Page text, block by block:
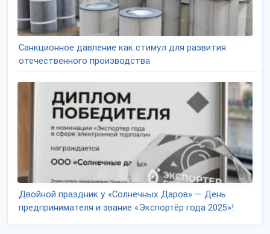
Санкционное давление как стимул для развития
отечественного производства
Двойной праздник у «Солнечных Даров» — День
предпринимателя и звание «Экспортёр года 2025»!